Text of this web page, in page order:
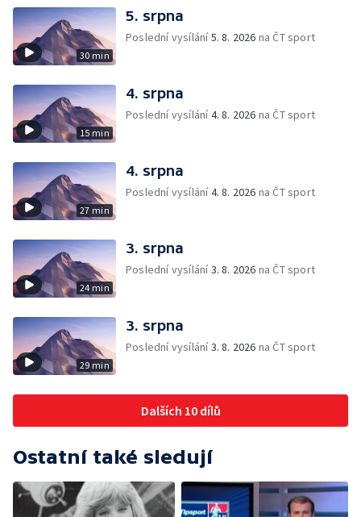
30 min
5. srpna
Poslední vysílání5. 8. 2026 na ČT sport
15 min
4. srpna
Poslední vysílání4. 8. 2026 na ČT sport
27 min
4. srpna
Poslední vysílání4. 8. 2026 na ČT sport
24 min
3. srpna
Poslední vysílání3. 8. 2026 na ČT sport
29 min
3. srpna
Poslední vysílání3. 8. 2026 na ČT sport
Dalších 10 dílů
Ostatní také sledují